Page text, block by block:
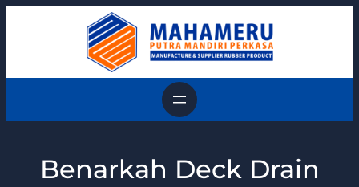
Benarkah Deck Drain